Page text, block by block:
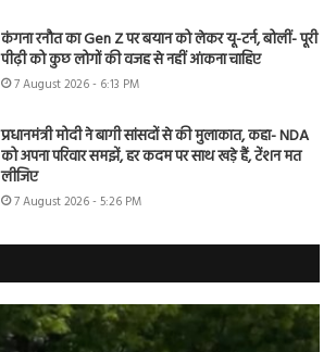
कंगना रनौत का Gen Z पर बयान को लेकर यू-टर्न, बोलीं- पूरी
पीढ़ी को कुछ लोगों की वजह से नहीं आंकना चाहिए
7 August 2026 - 6:13 PM
प्रधानमंत्री मोदी ने बागी सांसदों से की मुलाकात, कहा- NDA
को अपना परिवार समझें, हर कदम पर साथ खड़े हैं, टेंशन मत
लीजिए
7 August 2026 - 5:26 PM